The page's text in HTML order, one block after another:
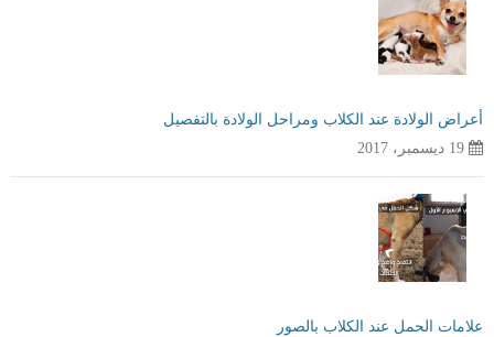
أعراض الولادة عند الكلاب ومراحل الولادة بالتفصيل
19 ديسمبر، 2017
علامات الحمل عند الكلاب بالصور